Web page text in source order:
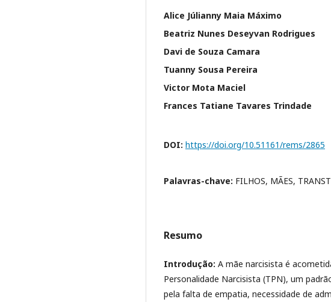
Alice Júlianny Maia Máximo
Beatriz Nunes Deseyvan Rodrigues
Davi de Souza Camara
Tuanny Sousa Pereira
Victor Mota Maciel
Frances Tatiane Tavares Trindade
DOI: https://doi.org/10.51161/rems/2865
Palavras-chave: FILHOS, MÃES,
Resumo
Introdução: A mãe narcisista é
Personalidade Narcisista (TPN), um
pela falta de empatia, necessidade de